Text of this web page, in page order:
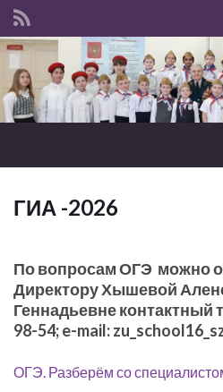
Search for:
ГИА -2026
По вопросам ОГЭ можно
Директору Хышевой
Геннадьевне контактный
98-54;e-mail:
ОГЭ. Разберём со